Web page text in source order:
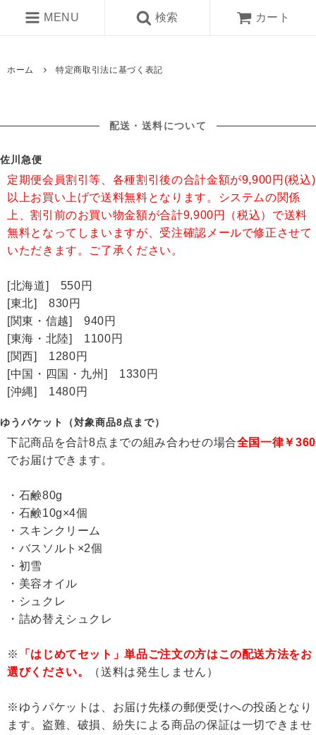
MENU 検索 カート
ホーム 特定商取引法に基づく表記
配送・送料について
佐川急便
定期便会員割引等、各種割引後の合計金額が9,900円(税込)
以上お買い上げで送料無料となります。システムの関係
上、割引前のお買い物金額が合計9,900円（税込）で送料
無料となってしまいますが、受注確認メールで修正させて
いただきます。ご了承ください。
[北海道] 550円
[東北] 830円
[関東・信越] 940円
[東海・北陸] 1100円
[関西] 1280円
[中国・四国・九州] 1330円
[沖縄] 1480円
ゆうパケット（対象商品8点まで）
下記商品を合計8点までの組み合わせの場合全国一律￥360
でお届けできます。
・石鹸80g
・石鹸10g×4個
・スキンクリーム
・バスソルト×2個
・初雪
・美容オイル
・シュクレ
・詰め替えシュクレ
※
「はじめてセット」単品ご注文の方はこの配送方法をお
選びください。
（送料は発生しません）
※ゆうパケットは、お届け先様の郵便受けへの投函となり
ます。盗難、破損、紛失による商品の保証は一切できませ